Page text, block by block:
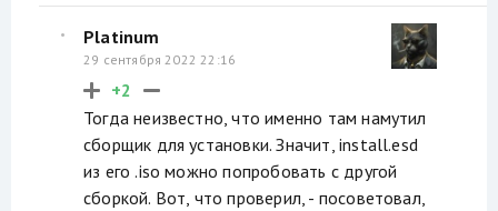
Platinum
29 сентября 2022 22:16
+2
Тогда неизвестно, что именно там намутил
сборщик для установки. Значит, install.esd
из его .iso можно попробовать с другой
сборкой. Вот, что проверил, - посоветовал,